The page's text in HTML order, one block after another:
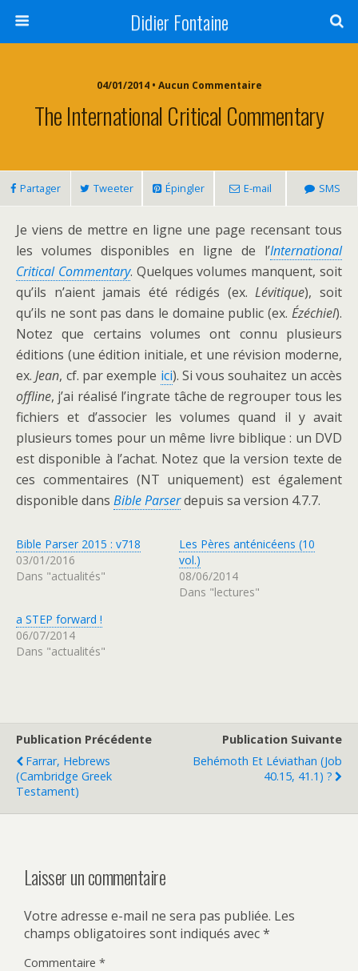
Didier Fontaine
04/01/2014 • Aucun Commentaire
The International Critical Commentary
Partager Tweeter Épingler E-mail SMS
Je viens de mettre en ligne une page recensant tous
les volumes disponibles en ligne de l’International
Critical Commentary. Quelques volumes manquent, soit
qu’ils n’aient jamais été rédigés (ex.Lévitique), soit
qu’ils ne sont pas dans le domaine public (ex. Ézéchiel).
Notez que certains volumes ont connu plusieurs
éditions (une édition initiale, et une révision moderne,
ex.Jean, cf. par exemple ici). Si vous souhaitez un accès
offline, j’ai réalisé l’ingrate tâche de regrouper tous les
fichiers et d’associer les volumes quand il y avait
plusieurs tomes pour un même livre biblique : un DVD
est disponible à l’achat. Notez que la version texte de
ces commentaires (NT uniquement) est également
disponible dans Bible Parserdepuis sa version 4.7.7.
Bible Parser 2015 : v718
03/01/2016
Dans "actualités"
Les Pères anténicéens (10
vol.)
08/06/2014
Dans "lectures"
a STEP forward !
06/07/2014
Dans "actualités"
Publication Précédente
Farrar, Hebrews
(Cambridge Greek
Testament)
Publication Suivante
Behémoth Et Léviathan (Job
40.15, 41.1) ?
Laisser un commentaire
Votre adresse e-mail ne sera pas publiée. Les
champs obligatoires sont indiqués avec*
Commentaire *